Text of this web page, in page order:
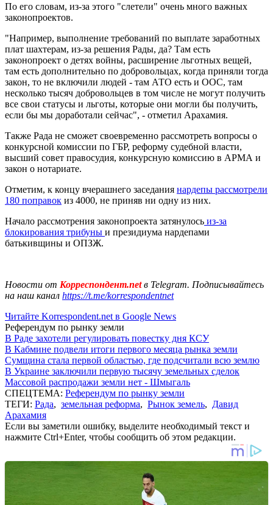
По его словам, из-за этого "слетели" очень много важных
законопроектов.
"Например, выполнение требований по выплате заработных
плат шахтерам, из-за решения Рады, да? Там есть
законопроект о детях войны, расширение льготных вещей,
там есть дополнительно по добровольцах, когда приняли тогда
закон, то не включили людей - там АТО есть и ООС, там
несколько тысяч добровольцев в том числе не могут получить
все свои статусы и льготы, которые они могли бы получить,
если бы мы доработали сейчас", - отметил Арахамия.
Также Рада не сможет своевременно рассмотреть вопросы о
конкурсной комиссии по ГБР, реформу судебной власти,
высший совет правосудия, конкурсную комиссию в АРМА и
закон о нотариате.
Отметим, к концу вчерашнего заседания нардепы рассмотрели
180 поправок из 4000, не приняв ни одну из них.
Начало рассмотрения законопроекта затянулось из-за
блокирования трибуны и президиума нардепами
батькивщины и ОПЗЖ.
Новости от Корреспондент.netв Telegram. Подписывайтесь
на наш канал https://t.me/korrespondentnet
Читайте Korrespondent.net в Google News
Референдум по рынку земли
В Раде захотели регулировать повестку дня КСУ
В Кабмине подвели итоги первого месяца рынка земли
Сумщина стала первой областью, где подсчитали всю землю
В Украине заключили первую тысячу земельных сделок
Массовой распродажи земли нет - Шмыгаль
СПЕЦТЕМА: Референдум по рынку земли
ТЕГИ: Рада, земельная реформа, Рынок земель, Давид
Арахамия
Если вы заметили ошибку, выделите необходимый текст и
нажмите Ctrl+Enter, чтобы сообщить об этом редакции.